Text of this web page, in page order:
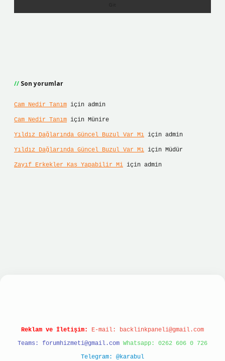
Son yorumlar
Cam Nedir Tanım için admin
Cam Nedir Tanım için Münire
Yıldız Dağlarında Güncel Buzul Var Mı için admin
Yıldız Dağlarında Güncel Buzul Var Mı için Müdür
Zayıf Erkekler Kas Yapabilir Mi için admin
Reklam ve İletişim: E-mail: backlinkpaneli@gmail.com
Teams: forumhizmeti@gmail.com Whatsapp: 0262 606 0 726
Telegram: @karabul